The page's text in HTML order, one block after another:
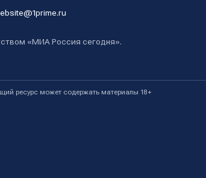
«МИА Россия сегодня».
ресурс может содержать материалы 18+